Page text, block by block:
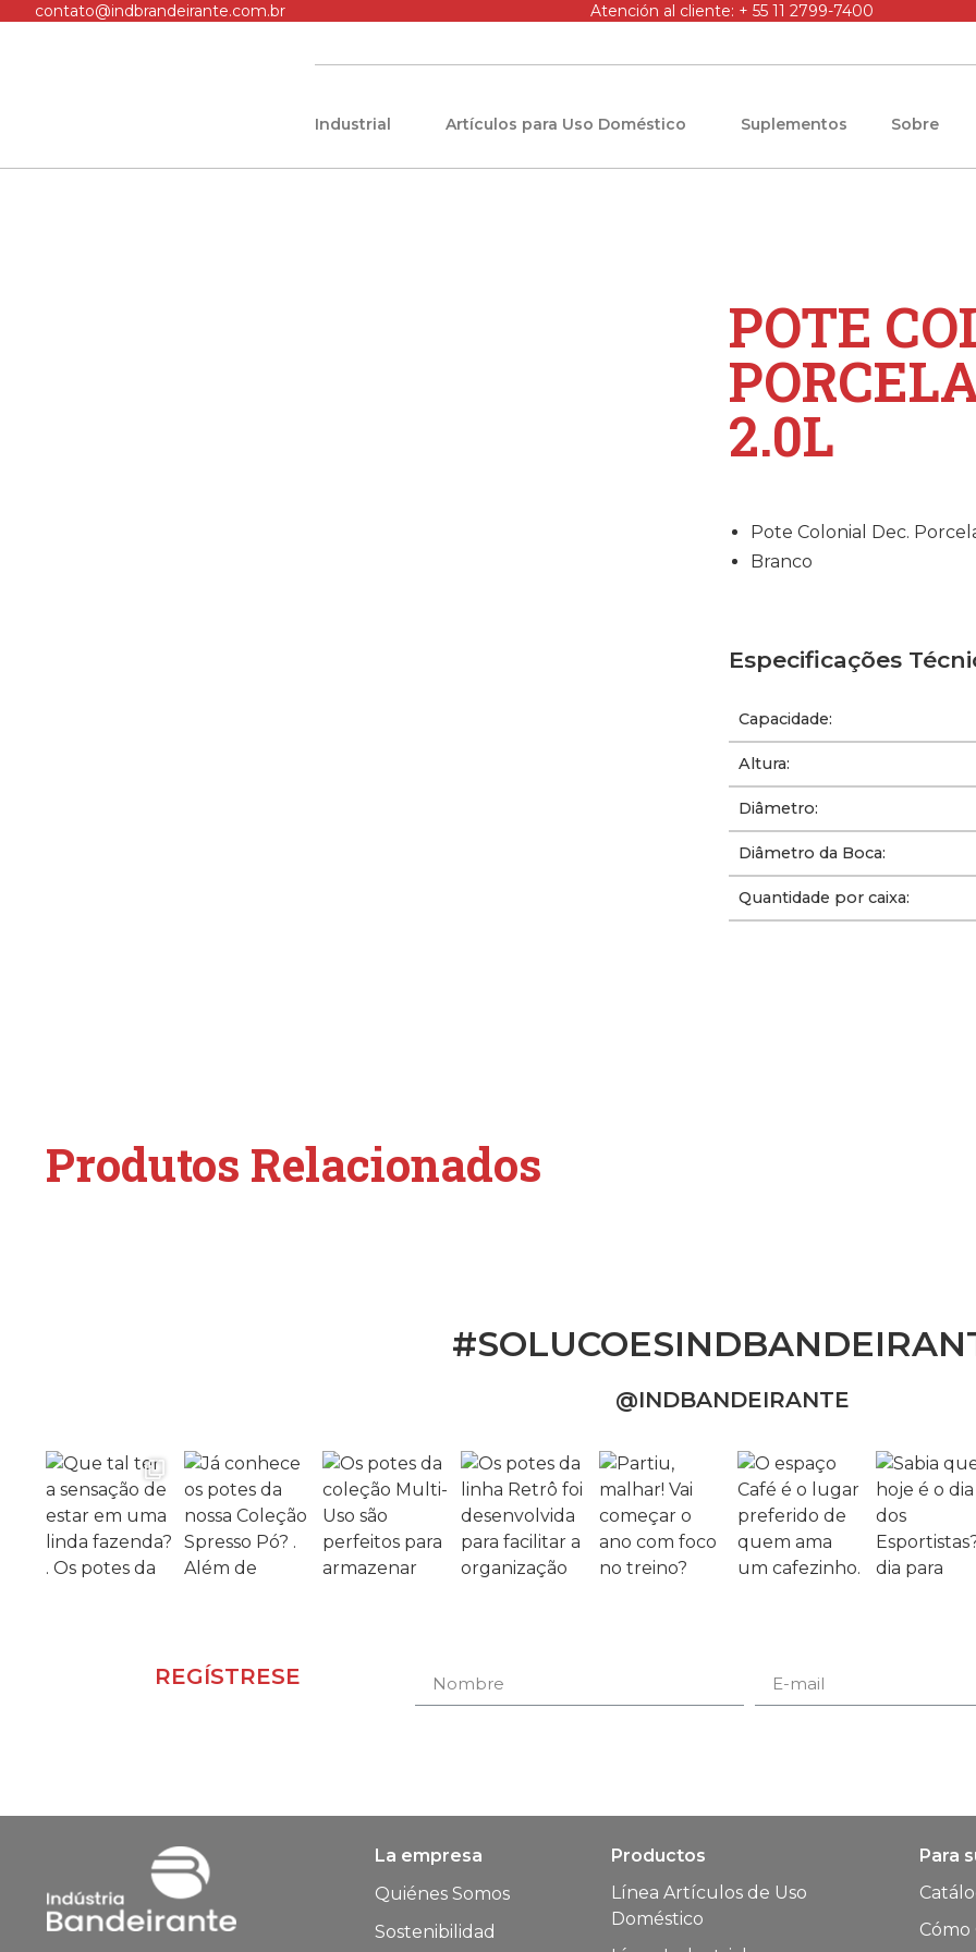
contato@indbrandeirante.com.br Atención al cliente: + 55 11 2799-7400
Industrial Artículos para Uso Doméstico Suplementos Sobre
POTE
2.0L
Pote Colonial Dec.
Branco
Especificações
Capacidade:
Altura:
Diâmetro:
Diâmetro da Boca:
Quantidade por caixa:
Produtos Relacionados
@INDBANDEIRANTE
REGÍSTRESE
La empresa
Quiénes Somos
Sostenibilidad
Productos
Línea Artículos de Uso
Doméstico
Para
Cómo